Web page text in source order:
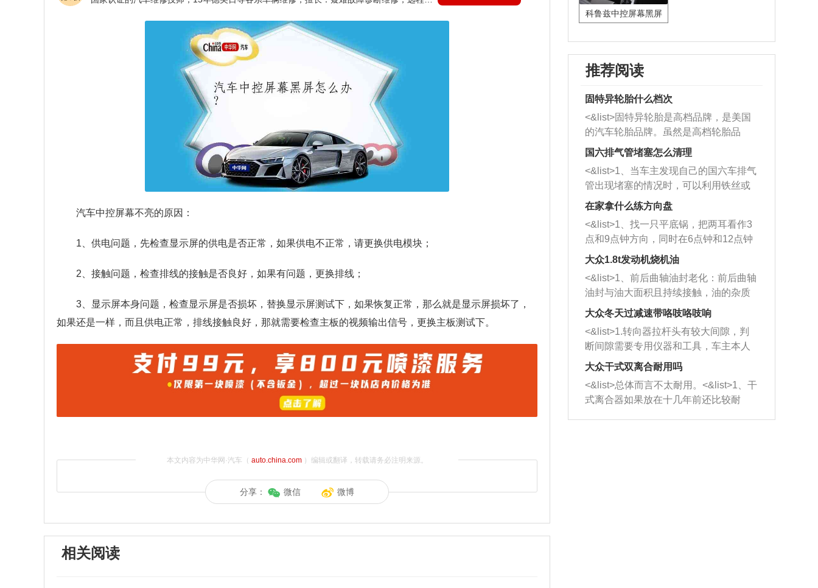
汽车中控屏幕不亮的原因：
1、供电问题，先检查显示屏的供电是否正常，如果供电不正常，请更换供电模块；
2、接触问题，检查排线的接触是否良好，如果有问题，更换排线；
3、显示屏本身问题，检查显示屏是否损坏，替换显示屏测试下，如果恢复正常，那么就是显示屏损坏了，
如果还是一样，而且供电正常，排线接触良好，那就需要检查主板的视频输出信号，更换主板测试下。
本文内容为中华网·汽车（ auto.china.com）编辑或翻译，转载请务必注明来源。
分享： 微信 微博
相关阅读
科鲁兹中控屏幕黑屏
推荐阅读
固特异轮胎什么档次
<&list>固特异轮胎是高档品牌，是美国
的汽车轮胎品牌。虽然是高档轮胎品
牌，但是中高低端的轮胎都有生产，这
也是为了更好的开拓市场。
国六排气管堵塞怎么清理
<&list>1、当车主发现自己的国六车排气
管出现堵塞的情况时，可以利用铁丝或
者是细棍，直接将杂物给取出来，如果
堵塞情况比较严重，也可以采取应急措
施。 <&list>2、直接利用木棍将所有的
杂物推到排气管里面的位置处，然后将
三元催化器拆解开，就可以将堵塞的东
西取出来。但如果是因为积碳过多引起
的堵塞，就需要将三元催化器泡在草酸
洗剂对堵塞的情况得到解决，将清洗剂
放在燃油箱中，与燃油混合后，车辆启
动时，就可以和汽油一起进入到燃烧
室，最后形成废气排出，就可以让三元
催化器得到清洗，排气管堵塞的情况就
能够得到解决。
在家拿什么练方向盘
<&list>1、找一只平底锅，把两耳看作3
点和9点钟方向，同时在6点钟和12点钟
方向做一个标记。 <&list>2、双手握住
一圈半的练习，往右同样也要打相同的
圈数。 <&list>3、最后强调要反复练
习，这样就可以形成肌肉记忆，在真实
驾驶车辆时，不需要记忆也能打好方
向。
大众1.8t发动机烧机油
<&list>1、前后曲轴油封老化：前后曲轴
油封与油大面积且持续接触，油的杂质
和发动机内持续温度变化使其密封效果
逐渐减弱，导致渗油或漏油。<&list>2、
活塞间隙过大：积碳会使活塞环与缸体
的间隙扩大，导致机油流入燃烧室中，
造成烧机油。<&list>3、机油粘度。使用
机油粘度过小的话，同样会有烧机油现
象，机油粘度过小具有很好的流动性，
大众冬天过减速带咯吱咯吱响
<&list>1.转向器拉杆头有较大间隙，判
断间隙需要专用仪器和工具，车主本人
无法制作，需要将车辆送到修理厂或4s
店；<&list>2.车辆半轴套管防尘罩破
裂，破裂后会出现漏油现象，使半轴磨
损严重，磨损的半轴容易损坏，产生异
响；<&list>3.稳定器的转向胶套和球头
大众干式双离合耐用吗
<&list>总体而言不太耐用。<&list>1、干
式离合器如果放在十几年前还比较耐